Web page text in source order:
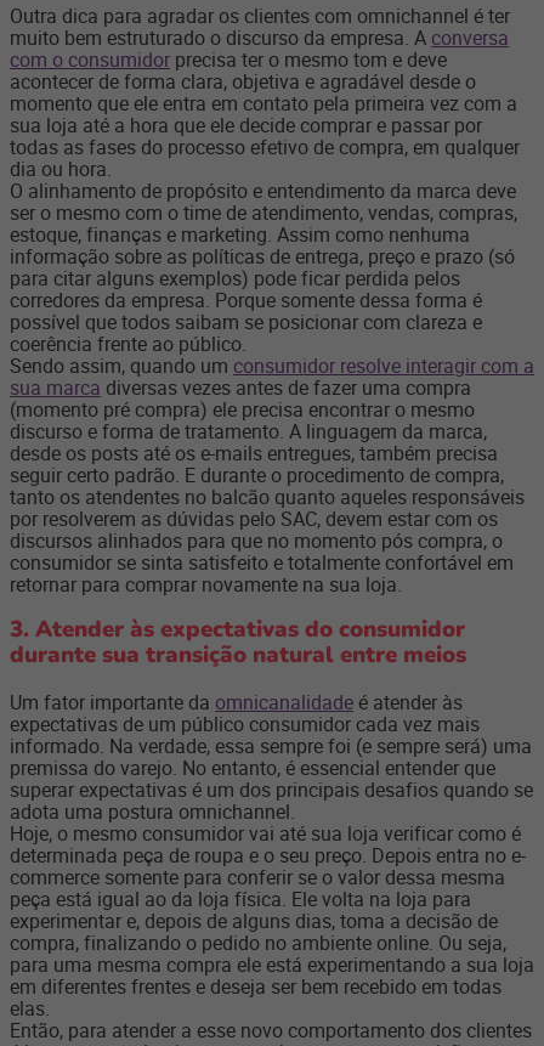
Outra dica para agradar os clientes com omnichannel é ter
muito bem estruturado o discurso da empresa. A conversa
com o consumidor precisa ter o mesmo tom e deve
acontecer de forma clara, objetiva e agradável desde o
momento que ele entra em contato pela primeira vez com a
sua loja até a hora que ele decide comprar e passar por
todas as fases do processo efetivo de compra, em qualquer
dia ou hora.
O alinhamento de propósito e entendimento da marca deve
ser o mesmo com o time de atendimento, vendas, compras,
estoque, finanças e marketing. Assim como nenhuma
informação sobre as políticas de entrega, preço e prazo (só
para citar alguns exemplos) pode ficar perdida pelos
corredores da empresa. Porque somente dessa forma é
possível que todos saibam se posicionar com clareza e
coerência frente ao público.
Sendo assim, quando um consumidor resolve interagir com a
sua marca diversas vezes antes de fazer uma compra
(momento pré compra) ele precisa encontrar o mesmo
discurso e forma de tratamento. A linguagem da marca,
desde os posts até os e-mails entregues, também precisa
seguir certo padrão. E durante o procedimento de compra,
tanto os atendentes no balcão quanto aqueles responsáveis
por resolverem as dúvidas pelo SAC, devem estar com os
discursos alinhados para que no momento pós compra, o
consumidor se sinta satisfeito e totalmente confortável em
retornar para comprar novamente na sua loja.
3. Atender às expectativas do consumidor
durante sua transição natural entre meios
Um fator importante da omnicanalidade é atender às
expectativas de um público consumidor cada vez mais
informado. Na verdade, essa sempre foi (e sempre será) uma
premissa do varejo. No entanto, é essencial entender que
superar expectativas é um dos principais desafios quando se
adota uma postura omnichannel.
Hoje, o mesmo consumidor vai até sua loja verificar como é
determinada peça de roupa e o seu preço. Depois entra no e-
commerce somente para conferir se o valor dessa mesma
peça está igual ao da loja física. Ele volta na loja para
experimentar e, depois de alguns dias, toma a decisão de
compra, finalizando o pedido no ambiente online. Ou seja,
para uma mesma compra ele está experimentando a sua loja
em diferentes frentes e deseja ser bem recebido em todas
elas.
Então, para atender a esse novo comportamento dos clientes